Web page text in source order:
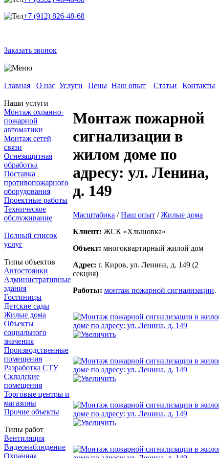
+7 (912) 826-48-68
Заказать звонок
Главная О нас Услуги Цены Наш опыт Статьи Контакты
Наши услуги
Монтаж охранно-
пожарной
автоматики
Монтаж сетей
связи
Огнезащитная
обработка
Поставка
противопожарного
оборудования
Проектные работы
Техническое
обслуживание
Полный список
услуг
Типы объектов
Автостоянки
Административные
здания
Гостиницы
Детские сады
Жилые дома
Объекты
социального
значения
Производственные
помещения
Разработка СТУ
Складские
помещения
Торговые центры и
магазины
Прочие объекты
Типы работ
Вентиляция
Видеонаблюдение
Охранная
Монтаж пожарной
сигнализации в
жилом доме по
адресу: ул. Ленина,
д. 149
Масштабика / Наш опыт / Жилые дома
Клиент: ЖСК «Хлыновка»
Объект: многоквартирный жилой дом
Адрес: г. Киров, ул. Ленина, д. 149 (2
секция)
Работы: монтаж пожарной сигнализации.